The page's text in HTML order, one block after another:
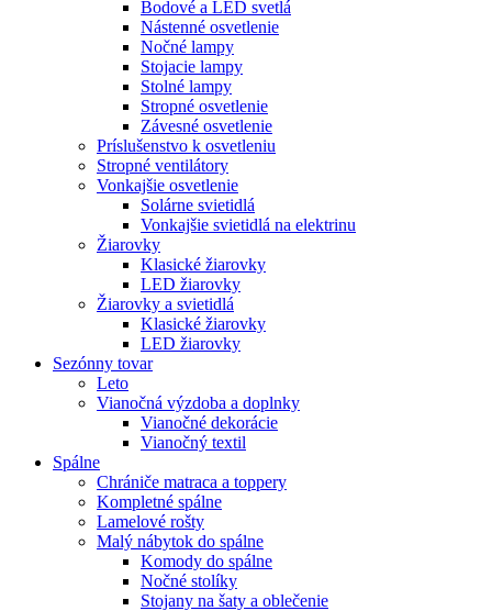
Bodové a LED svetlá
Nástenné osvetlenie
Nočné lampy
Stojacie lampy
Stolné lampy
Stropné osvetlenie
Závesné osvetlenie
Príslušenstvo k osvetleniu
Stropné ventilátory
Vonkajšie osvetlenie
Solárne svietidlá
Vonkajšie svietidlá na elektrinu
Žiarovky
Klasické žiarovky
LED žiarovky
Žiarovky a svietidlá
Klasické žiarovky
LED žiarovky
Sezónny tovar
Leto
Vianočná výzdoba a doplnky
Vianočné dekorácie
Vianočný textil
Spálne
Chrániče matraca a toppery
Kompletné spálne
Lamelové rošty
Malý nábytok do spálne
Komody do spálne
Nočné stolíky
Stojany na šaty a oblečenie